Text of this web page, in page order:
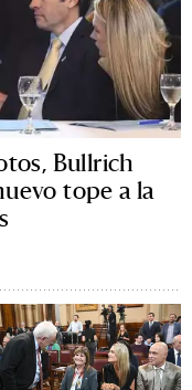
Bullrich
tope a la